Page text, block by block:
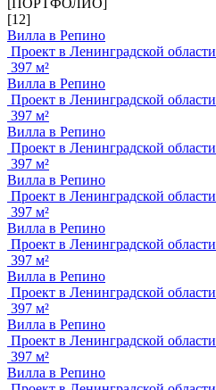
[ПОРТФОЛИО]
[12]
Вилла в Репино
Проект в Ленинградской области
397 м²
Вилла в Репино
Проект в Ленинградской области
397 м²
Вилла в Репино
Проект в Ленинградской области
397 м²
Вилла в Репино
Проект в Ленинградской области
397 м²
Вилла в Репино
Проект в Ленинградской области
397 м²
Вилла в Репино
Проект в Ленинградской области
397 м²
Вилла в Репино
Проект в Ленинградской области
397 м²
Вилла в Репино